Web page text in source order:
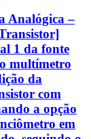
Analógica –
1 da fonte
multímetro
da
com
a opção
em